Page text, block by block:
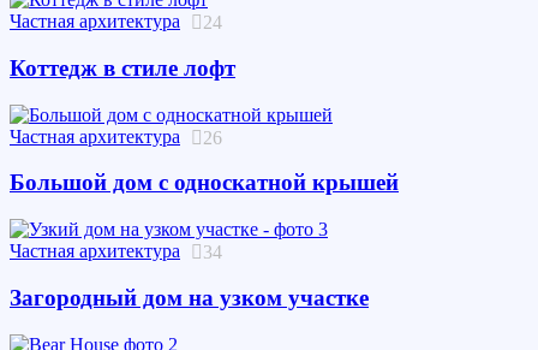
Частная архитектура 24
Коттедж в стиле лофт
Частная архитектура 26
Большой дом с односкатной крышей
Частная архитектура 34
Загородный дом на узком участке